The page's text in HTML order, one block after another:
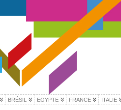
BRÉSIL EGYPTE FRANCE ITALIE